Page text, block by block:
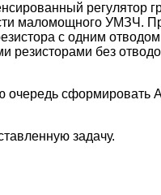
регулятор
маломощного УМЗЧ.
с одним
резисторами без
очередь
задачу.